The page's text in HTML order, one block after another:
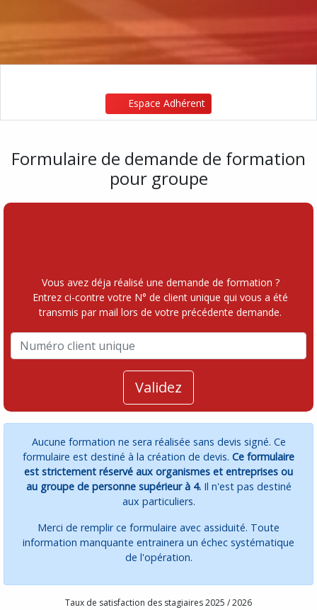
Espace Adhérent
Formulaire de demande de formation
pour groupe
Vous avez déja réalisé une demande de formation ?
Entrez ci-contre votre N° de client unique qui vous a été
transmis par mail lors de votre précédente demande.
Validez
Aucune formation ne sera réalisée sans devis signé. Ce
formulaire est destiné à la création de devis. Ce formulaire
est strictement réservé aux organismes et entreprises ou
au groupe de personne supérieur à 4. Il n'est pas destiné
aux particuliers.
Merci de remplir ce formulaire avec assiduité. Toute
information manquante entrainera un échec systématique
de l'opération.
Taux de satisfaction des stagiaires 2025 / 2026